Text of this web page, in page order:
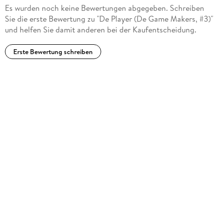
Es wurden noch keine Bewertungen abgegeben. Schreiben
Sie die erste Bewertung zu "De Player (De Game Makers, #3)"
und helfen Sie damit anderen bei der Kaufentscheidung.
Erste Bewertung schreiben